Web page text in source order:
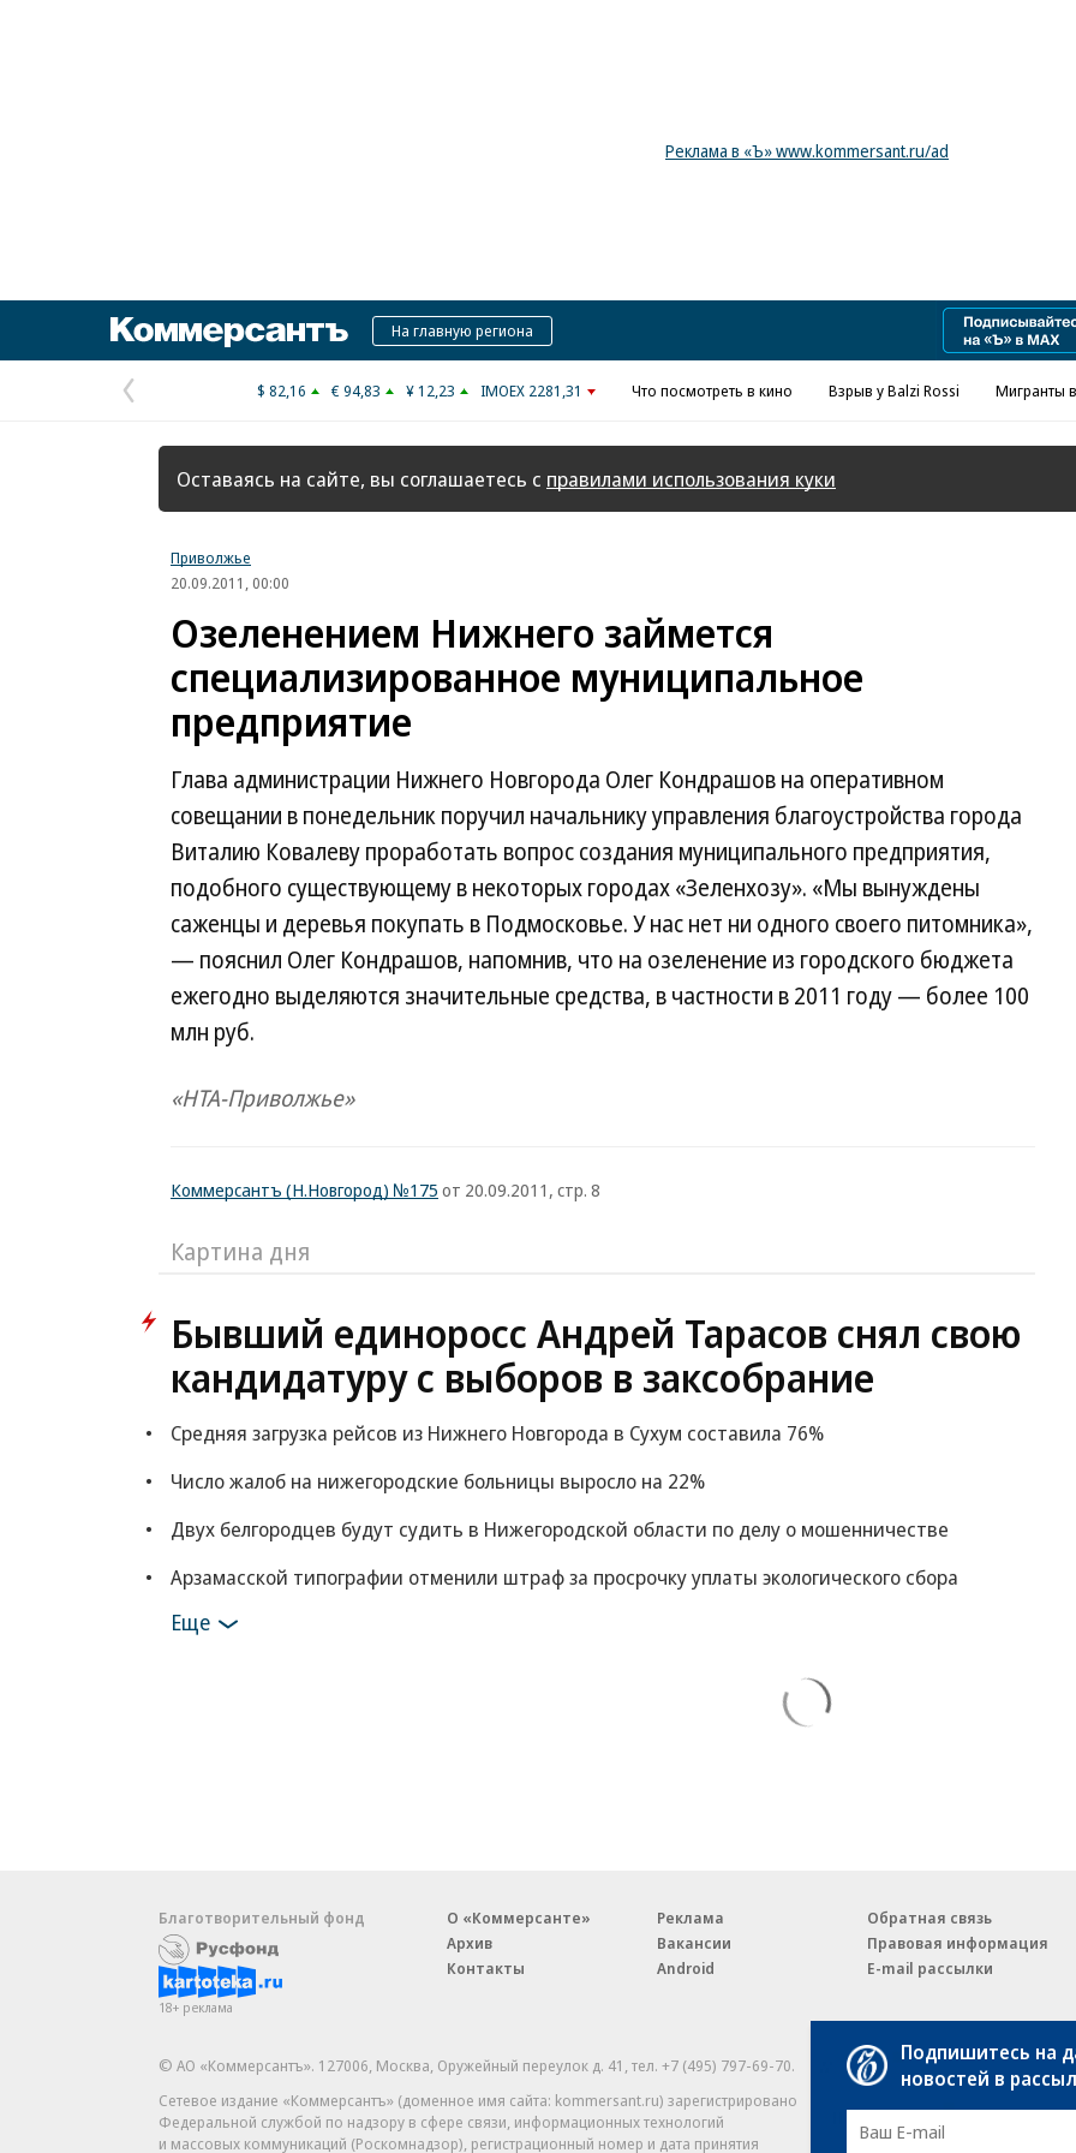
Реклама в «Ъ» www.kommersant.ru/ad
КоммерсантъНа главную региона
Предыдущая
страница
$ 82,16 € 94,83 ¥ 12,23 IMOEX 2281,31 Что посмотреть в кино Взрыв у Balzi Rossi Мигранты
Оставаясь на сайте, вы соглашаетесь с правилами использования куки
Приволжье
20.09.2011, 00:00
Озеленением Нижнего займется
специализированное муниципальное
предприятие
Глава администрации Нижнего Новгорода Олег Кондрашов на оперативном
совещании в понедельник поручил начальнику управления благоустройства города
Виталию Ковалеву проработать вопрос создания муниципального предприятия,
подобного существующему в некоторых городах «Зеленхозу». «Мы вынуждены
саженцы и деревья покупать в Подмосковье. У нас нет ни одного своего питомника»,
— пояснил Олег Кондрашов, напомнив, что на озеленение из городского бюджета
ежегодно выделяются значительные средства, в частности в 2011 году — более 100
млн руб.
«НТА-Приволжье»
Коммерсантъ (Н.Новгород) №175 от 20.09.2011, стр. 8
Картина дня
Бывший единоросс Андрей Тарасов снял свою
кандидатуру с выборов в заксобрание
Средняя загрузка рейсов из Нижнего Новгорода в Сухум составила 76%
Число жалоб на нижегородские больницы выросло на 22%
Двух белгородцев будут судить в Нижегородской области по делу о мошенничестве
Арзамасской типографии отменили штраф за просрочку уплаты экологического сбора
Еще
Благотворительный фонд
18+ реклама
О «Коммерсанте»
Архив
Контакты
Реклама
Вакансии
Android
Обратная связь
Правовая информация
E-mail рассылки
© АО «Коммерсантъ». 127006, Москва, Оружейный переулок д. 41,тел. +7 (495) 797-69-70.
Сетевое издание «Коммерсантъ» (доменное имя сайта: kommersant.ru) зарегистрировано
Федеральной службой по надзору в сфере связи, информационных технологий
и массовых коммуникаций (Роскомнадзор), регистрационный номер и дата принятия
Партнерские проекты/
«Промо» и «Официальное
На kommersant.ru
Подпишитесь на
новостей в